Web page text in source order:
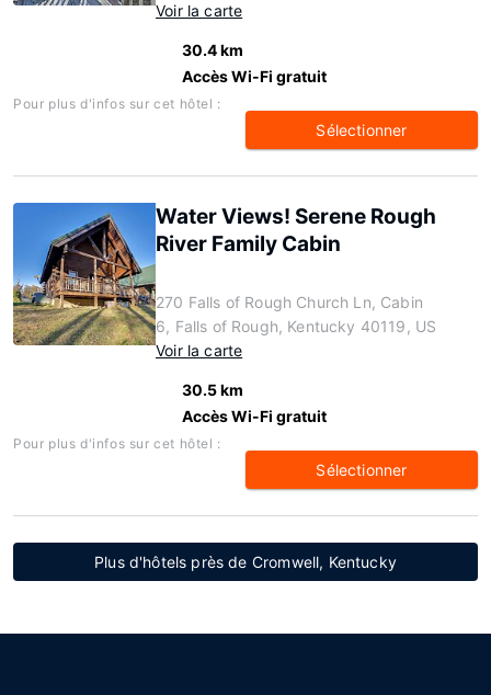
Voir la carte
30.4 km
Accès Wi-Fi gratuit
Pour plus d'infos sur cet hôtel :
Sélectionner
Water Views! Serene Rough
River Family Cabin
270 Falls of Rough Church Ln, Cabin
6, Falls of Rough, Kentucky 40119, US
Voir la carte
30.5 km
Accès Wi-Fi gratuit
Pour plus d'infos sur cet hôtel :
Sélectionner
Plus d'hôtels près de Cromwell, Kentucky